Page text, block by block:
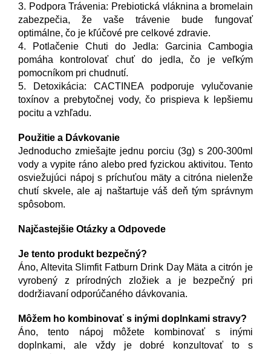
3. Podpora Trávenia: Prebiotická vláknina a bromelain
zabezpečia, že vaše trávenie bude fungovať
optimálne, čo je kľúčové pre celkové zdravie.
4. Potlačenie Chuti do Jedla: Garcinia Cambogia
pomáha kontrolovať chuť do jedla, čo je veľkým
pomocníkom pri chudnutí.
5. Detoxikácia: CACTINEA podporuje vylučovanie
toxínov a prebytočnej vody, čo prispieva k lepšiemu
pocitu a vzhľadu.
Použitie a Dávkovanie
Jednoducho zmiešajte jednu porciu (3g) s 200-300ml
vody a vypite ráno alebo pred fyzickou aktivitou. Tento
osviežujúci nápoj s príchuťou mäty a citróna nielenže
chutí skvele, ale aj naštartuje váš deň tým správnym
spôsobom.
Najčastejšie Otázky a Odpovede
Je tento produkt bezpečný?
Áno, Altevita Slimfit Fatburn Drink Day Mäta a citrón je
vyrobený z prírodných zložiek a je bezpečný pri
dodržiavaní odporúčaného dávkovania.
Môžem ho kombinovať s inými doplnkami stravy?
Áno, tento nápoj môžete kombinovať s inými
doplnkami, ale vždy je dobré konzultovať to s